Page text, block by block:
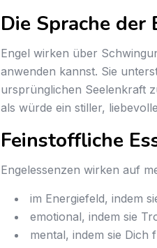
Die Sprache
Engel wirken über
anwenden kannst. Sie
ursprünglichen Seelenkraft
als würde ein stiller,
Feinstoffliche
Engelessenzen wirken auf
im Energiefeld, indem
emotional, indem sie
mental, indem sie Dich